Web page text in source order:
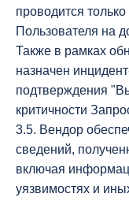
проводится
Пользователя на
Также в рамках
назначен
подтверждения
критичности
3.5. Вендор
сведений,
включая
уязвимостях и